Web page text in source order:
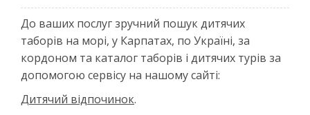
До ваших послуг зручний пошук дитячих
таборів на морі, у Карпатах, по Україні, за
кордоном та каталог таборів і дитячих турів за
допомогою сервісу на нашому сайті:
Дитячий відпочинок.